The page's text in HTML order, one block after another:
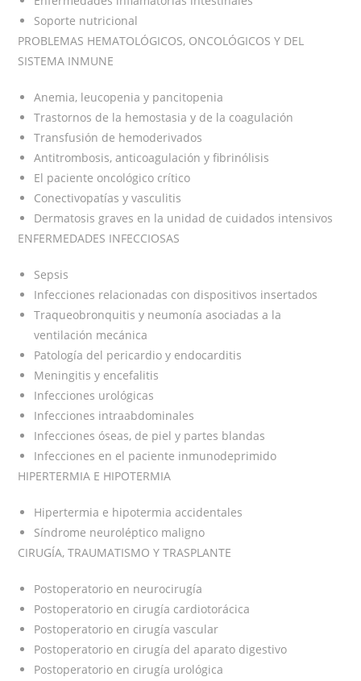
Soporte nutricional
PROBLEMAS HEMATOLÓGICOS, ONCOLÓGICOS Y DEL
SISTEMA INMUNE
Anemia, leucopenia y pancitopenia
Trastornos de la hemostasia y de la coagulación
Transfusión de hemoderivados
Antitrombosis, anticoagulación y fibrinólisis
El paciente oncológico crítico
Conectivopatías y vasculitis
Dermatosis graves en la unidad de cuidados intensivos
ENFERMEDADES INFECCIOSAS
Sepsis
Infecciones relacionadas con dispositivos insertados
Traqueobronquitis y neumonía asociadas a la
ventilación mecánica
Patología del pericardio y endocarditis
Meningitis y encefalitis
Infecciones urológicas
Infecciones intraabdominales
Infecciones óseas, de piel y partes blandas
Infecciones en el paciente inmunodeprimido
HIPERTERMIA E HIPOTERMIA
Hipertermia e hipotermia accidentales
Síndrome neuroléptico maligno
CIRUGÍA, TRAUMATISMO Y TRASPLANTE
Postoperatorio en neurocirugía
Postoperatorio en cirugía cardiotorácica
Postoperatorio en cirugía vascular
Postoperatorio en cirugía del aparato digestivo
Postoperatorio en cirugía urológica